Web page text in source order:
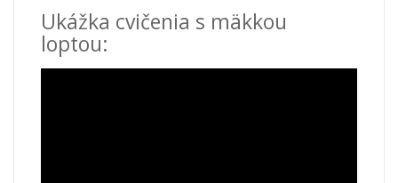
Ukážka cvičenia s mäkkou
loptou: